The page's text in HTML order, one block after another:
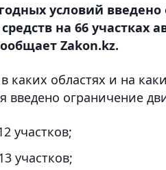
условий
на 66 участках
Zakon.kz.
областях и на
введено ограничение
участков;
участков;